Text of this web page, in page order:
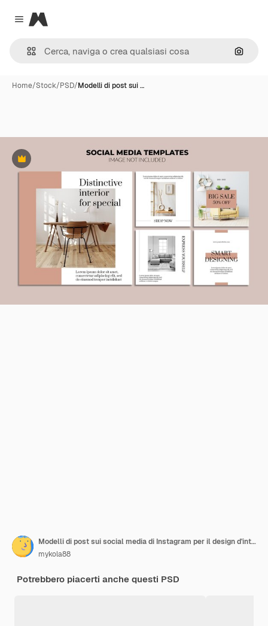
Close menu
Magnific
Cerca
Home/Stock/PSD/Modelli di post sui …
Premium
Modelli di post sui social media di Instagram per il design d'interni
mykola88
Potrebbero piacerti anche questi PSD